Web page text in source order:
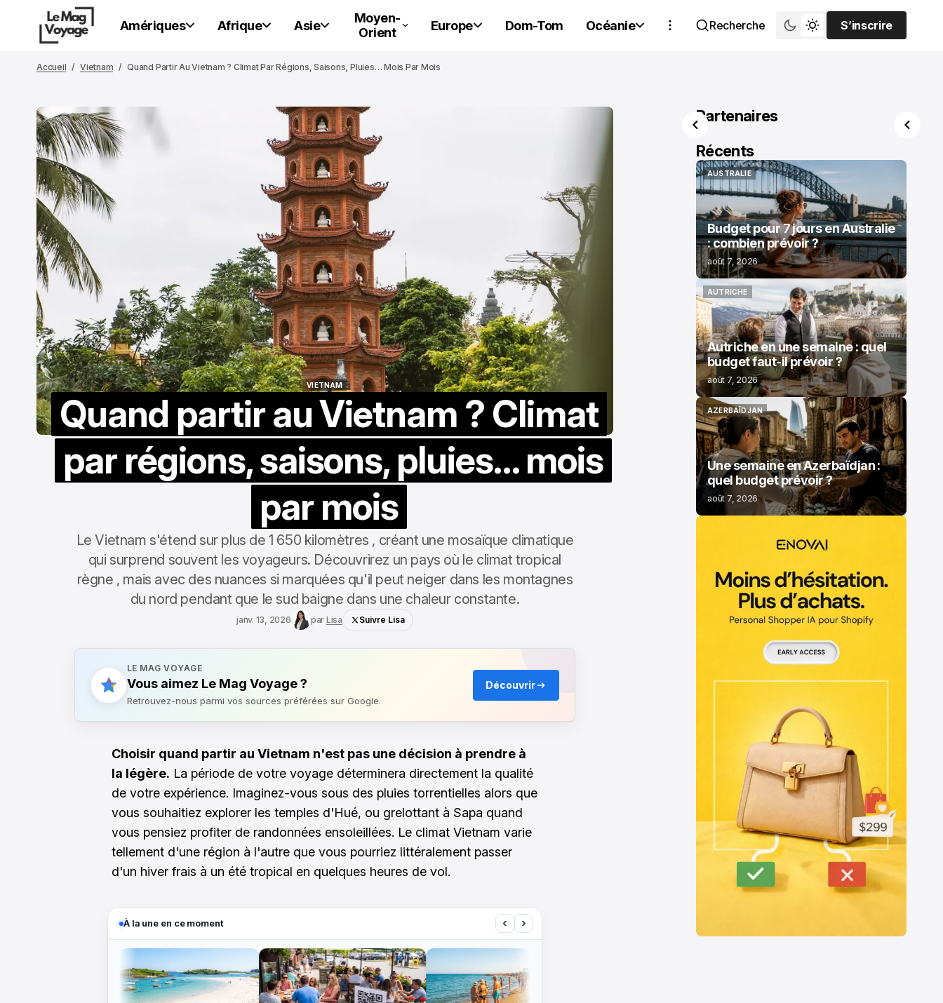
Amériques Afrique Asie
Moyen-
Orient
Europe Dom-Tom Océanie Recherche
S’inscrire
S’inscrire
Accueil Vietnam Quand Partir Au Vietnam ? Climat Par Régions, Saisons, Pluies… Mois Par Mois
VIETNAM
Quand partir au Vietnam ? Climat
par régions, saisons, pluies… mois
par mois
Le Vietnam s'étend sur plus de 1 650 kilomètres , créant une mosaïque climatique
qui surprend souvent les voyageurs. Découvrirez un pays où le climat tropical
règne , mais avec des nuances si marquées qu'il peut neiger dans les montagnes
du nord pendant que le sud baigne dans une chaleur constante.
janv. 13, 2026 par Lisa Suivre Lisa
LE MAG VOYAGE
Vous aimez Le Mag Voyage ?
Retrouvez-nous parmi vos sources préférées sur Google.
Découvrir
Choisir quand partir au Vietnam n'est pas une décision à prendre à
la légère. La période de votre voyage déterminera directement la qualité
de votre expérience. Imaginez-vous sous des pluies torrentielles alors que
vous souhaitiez explorer les temples d'Hué, ou grelottant à Sapa quand
vous pensiez profiter de randonnées ensoleillées. Le climat Vietnam varie
tellement d'une région à l'autre que vous pourriez littéralement passer
d'un hiver frais à un été tropical en quelques heures de vol.
À la une en ce moment ‹ ›
Partenaires
Récents
AUSTRALIE
AUSTRALIE
Budget pour 7 jours en Australie
: combien prévoir ?
août 7, 2026
AUTRICHE
AUTRICHE
Autriche en une semaine : quel
budget faut-il prévoir ?
août 7, 2026
AZERBAÏDJAN
AZERBAÏDJAN
Une semaine en Azerbaïdjan :
quel budget prévoir ?
août 7, 2026